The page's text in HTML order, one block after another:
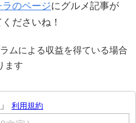
ラのページにグルメ記事が
ださいね！
ムによる収益を得ている場合
ます